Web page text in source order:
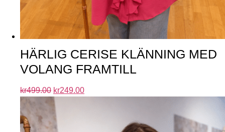
HÄRLIG CERISE KLÄNNING MED
VOLANG FRAMTILL
kr499.00 kr249.00